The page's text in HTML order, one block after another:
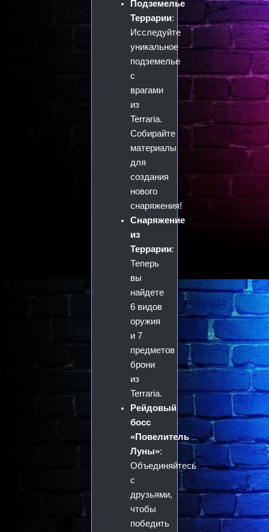
Подземелье
Террарии:
Исследуйте
уникальное
подземелье
с
врагами
из
Terraria.
Собирайте
материалы
для
создания
нового
снаряжения!
Снаряжение
из
Террарии:
Теперь
вы
найдете
6 видов
оружия
и 7
предметов
брони
из
Terraria.
Рейдовый
босс
«Повелитель
Луны»:
Объединяйтесь
с
друзьями,
чтобы
победить